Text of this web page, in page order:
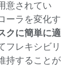
意されてい
ーラを変化す
クに簡単に適
フレキシビリ
持することが